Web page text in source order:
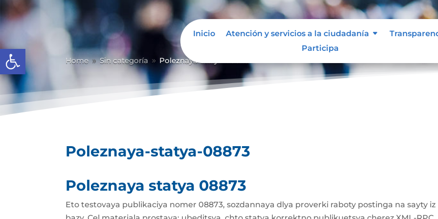
Abrir barra de herramientas
Inicio Atención y servicios a la ciudadanía
Participa
Home 9 Sin categoría 9 Poleznaya-statya-08873
Poleznaya-statya-08873
Poleznaya statya 08873
Eto testovaya publikaciya nomer 08873, sozdannaya dlya proverki raboty postinga na sayty iz